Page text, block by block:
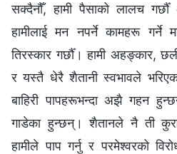
सक्दैनौँ, हामी पैसाको लालच
हामीलाई मन नपर्ने कामहरू गर्ने
तिरस्कार गर्छौँ। हामी अहङ्कार,
र यस्तै धेरै शैतानी स्वभावले
बाहिरी पापहरूभन्दा अझै गहन
गाडेका हुन्छन्। शैतानले नै ती कुरा
हामीले पाप गर्नु र परमेश्‍वरको